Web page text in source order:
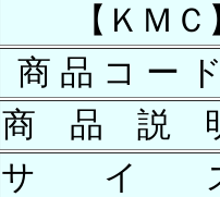
【ＫＭ
商 品 コ ー
商 品 説
サ イ